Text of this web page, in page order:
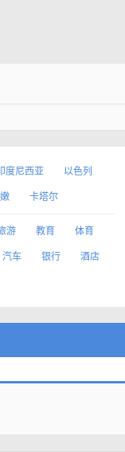
度尼西亚
以色列
卡塔尔
游 教育
体育
汽车 银行
酒店